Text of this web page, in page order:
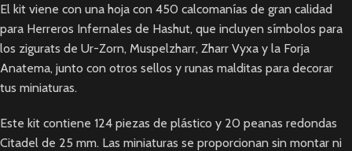
El kit viene con una hoja con 450 calcomanías de gran calidad
para Herreros Infernales de Hashut, que incluyen símbolos para
los zigurats de Ur-Zorn, Muspelzharr, Zharr Vyxa y la Forja
Anatema, junto con otros sellos y runas malditas para decorar
tus miniaturas.
Este kit contiene 124 piezas de plástico y 20 peanas redondas
Citadel de 25 mm. Las miniaturas se proporcionan sin montar ni